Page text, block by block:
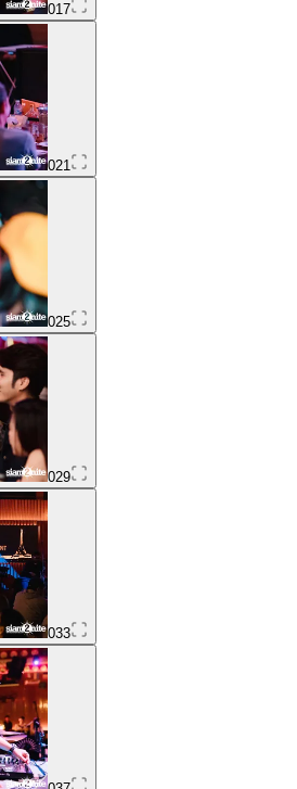
017
021
025
029
033